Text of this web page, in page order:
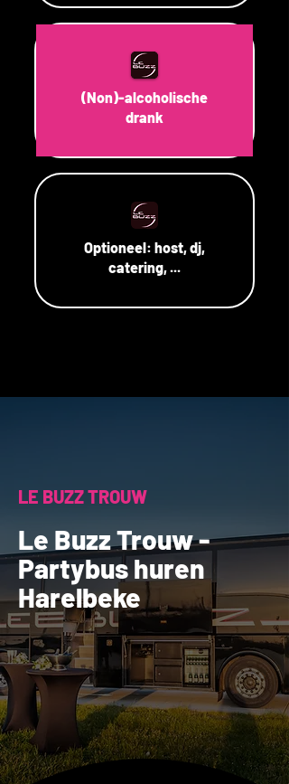
(Non)-alcoholische
drank
Optioneel: host, dj,
catering, ...
LE BUZZ TROUW
Le Buzz Trouw -
Partybus huren
Harelbeke